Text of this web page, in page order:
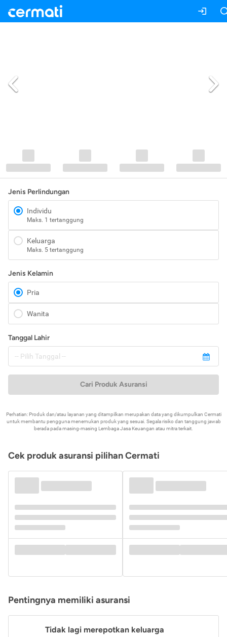
Jenis Perlindungan
Individu
Maks. 1 tertanggung
Keluarga
Maks. 5 tertanggung
Jenis Kelamin
Pria
Wanita
Tanggal Lahir
Cari Produk Asuransi
Perhatian: Produk dan/atau layanan yang ditampilkan merupakan data yang dikumpulkan Cermati
untuk membantu pengguna menemukan produk yang sesuai. Segala risiko dan tanggung jawab
berada pada masing-masing Lembaga Jasa Keuangan atau mitra terkait.
Cek produk asuransi pilihan Cermati
Pentingnya memiliki asuransi
Tidak lagi merepotkan keluarga